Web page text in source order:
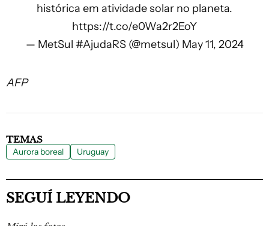
histórica em atividade solar no planeta.
https://t.co/e0Wa2r2EoY
— MetSul #AjudaRS (@metsul) May 11, 2024
AFP
TEMAS
Aurora boreal Uruguay
SEGUÍ LEYENDO